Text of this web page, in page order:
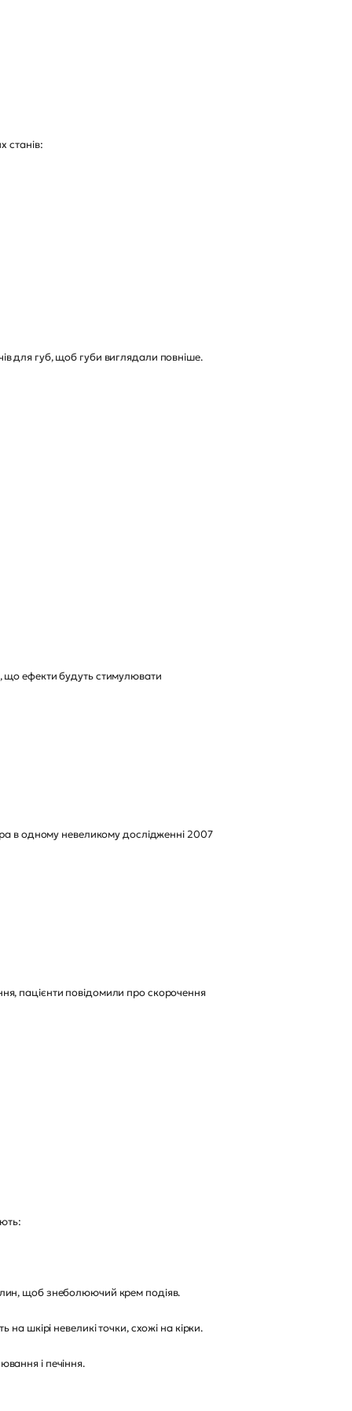
станів:
для губ, щоб губи виглядали повніше.
що ефекти будуть стимулювати
в одному невеликому дослідженні 2007
пацієнти повідомили про скорочення
щоб знеболюючий крем подіяв.
шкірі невеликі точки, схожі на кірки.
і печіння.